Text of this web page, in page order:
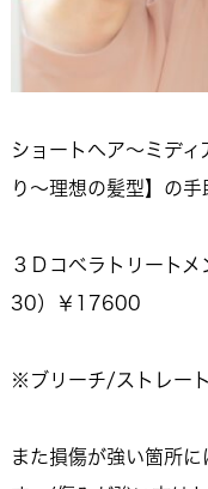
ショートヘア～ミデ
り～理想の髪型】の
３Ｄコベラトリート
30）￥17600
※ブリーチ/ストレー
また損傷が強い箇所